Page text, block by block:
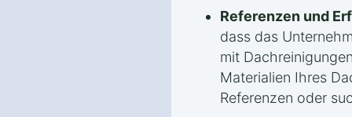
Referenzen und
dass das
mit
Materialien Ihres
Referenzen oder